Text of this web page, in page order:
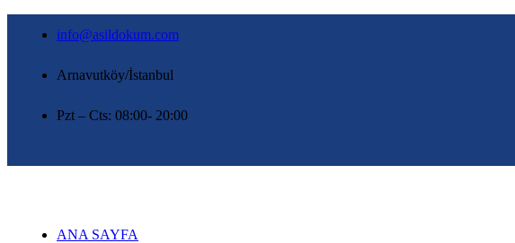
info@asildokum.com
Arnavutköy/İstanbul
Pzt – Cts: 08:00- 20:00
ANA SAYFA